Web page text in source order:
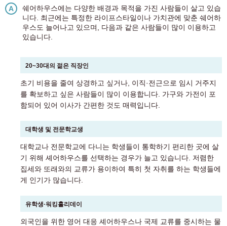
A
쉐어하우스에는 다양한 배경과 목적을 가진 사람들이 살고 있습
니다. 최근에는 특정한 라이프스타일이나 가치관에 맞춘 쉐어하
우스도 늘어나고 있으며, 다음과 같은 사람들이 많이 이용하고
있습니다.
20~30대의 젊은 직장인
초기 비용을 줄여 상경하고 싶거나, 이직·전근으로 임시 거주지
를 확보하고 싶은 사람들이 많이 이용합니다. 가구와 가전이 포
함되어 있어 이사가 간편한 것도 매력입니다.
대학생 및 전문학교생
대학교나 전문학교에 다니는 학생들이 통학하기 편리한 곳에 살
기 위해 셰어하우스를 선택하는 경우가 늘고 있습니다. 저렴한
집세와 또래와의 교류가 용이하여 특히 첫 자취를 하는 학생들에
게 인기가 많습니다.
유학생·워킹홀리데이
외국인을 위한 영어 대응 셰어하우스나 국제 교류를 중시하는 물